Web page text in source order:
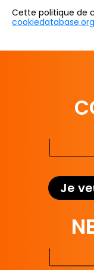
Cette politique de
cookiedatabase.org
Je